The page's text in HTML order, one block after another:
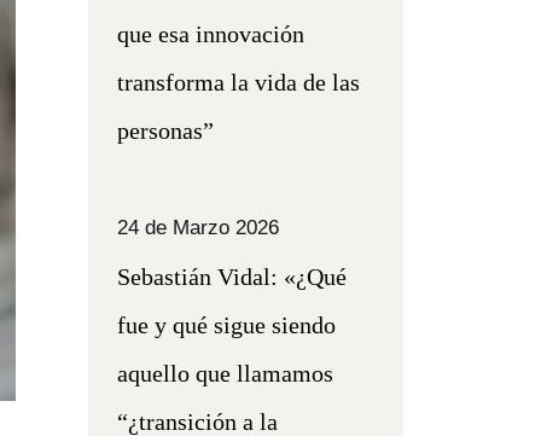
que esa innovación
transforma la vida de las
personas”
24 de Marzo 2026
Sebastián Vidal: «¿Qué
fue y qué sigue siendo
aquello que llamamos
“¿transición a la